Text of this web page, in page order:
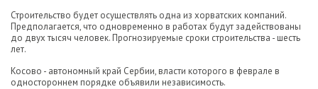
Строительство будет осуществлять одна из хорватских компаний.
Предполагается, что одновременно в работах будут задействованы
до двух тысяч человек. Прогнозируемые сроки строительства - шесть
лет.
Косово - автономный край Сербии, власти которого в феврале в
одностороннем порядке объявили независимость.